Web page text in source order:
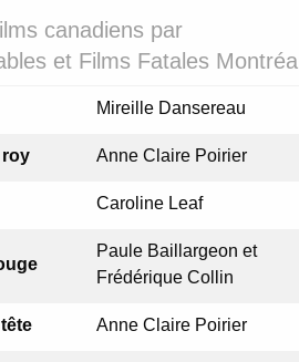
canadiens par
et Films Fatales
Mireille Dansereau
roy Anne Claire Poirier
Caroline Leaf
Paule Baillargeon et
Frédérique Collin
Anne Claire Poirier